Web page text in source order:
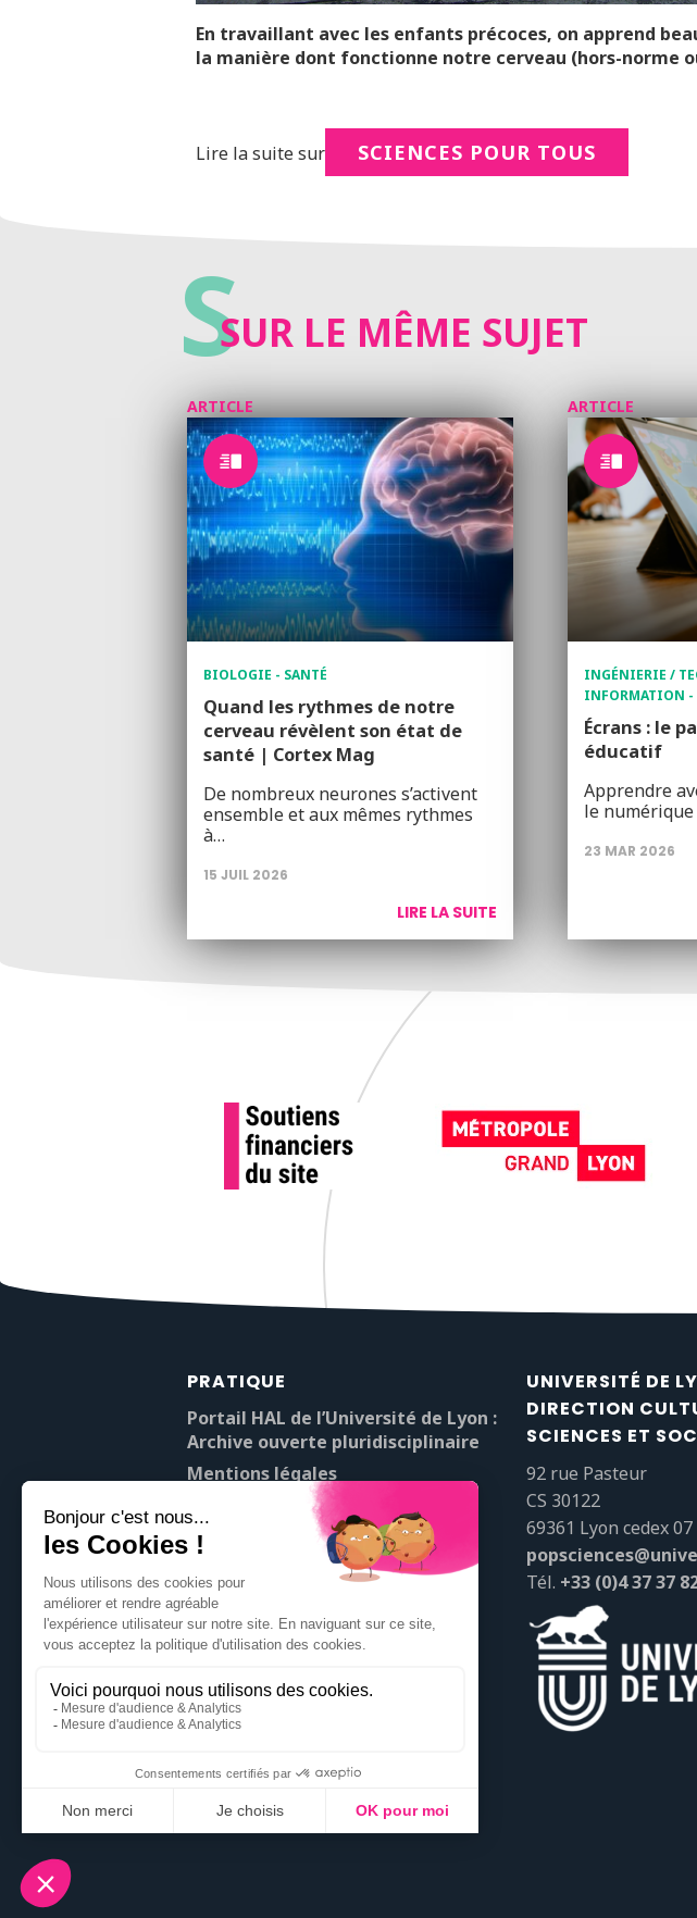
En travaillant avec les enfants précoces, on apprend
la manière dont fonctionne notre cerveau (hors-norme
Lire la suite sur SCIENCES POUR TOUS
SSUR LE MÊME SUJET
ARTICLE
BIOLOGIE - SANTÉ
Quand les rythmes de notre
cerveau révèlent son état de
santé | Cortex Mag
De nombreux neurones s’activent
ensemble et aux mêmes rythmes
à…
15 JUIL 2026
LIRE LA SUITE
ARTICLE
INGÉNIERIE /
INFORMATION
Écrans : le
éducatif
Apprendre
le
23 MAR 2026
PRATIQUE
Portail HAL de l’Université de Lyon :
Archive ouverte pluridisciplinaire
Mentions légales
À propos de Pop’Sciences
Contact
UNIVERSITÉ DE
DIRECTION
SCIENCES ET
92 rue Pasteur
CS 30122
69361 Lyon cedex 07
Tél. +33 (0)4 37 37